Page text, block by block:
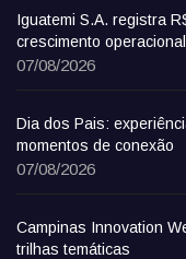
Iguatemi S.A. registra
crescimento operacional
07/08/2026
Dia dos Pais:
momentos de conexão
07/08/2026
Campinas Innovation
trilhas temáticas